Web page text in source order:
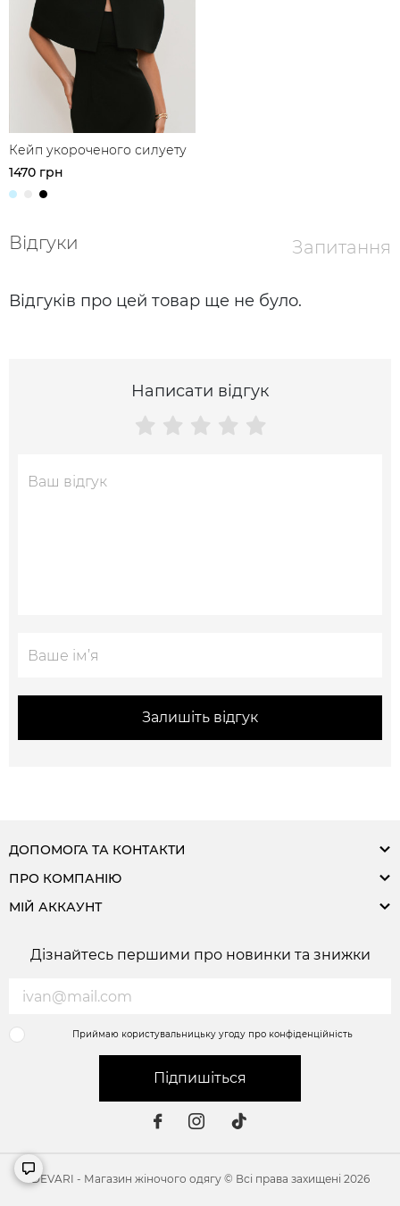
Кейп укороченого силуету
1470 грн
Відгуки Запитання
Відгуків про цей товар ще не було.
Написати відгук
Залишіть відгук
ДОПОМОГА ТА КОНТАКТИ
ПРО КОМПАНІЮ
МІЙ АККАУНТ
Дізнайтесь першими про новинки та знижки
Приймаю користувальницьку угоду про конфіденційність
Підпишіться
DEVARI - Магазин жіночого одягу © Всі права захищені 2026